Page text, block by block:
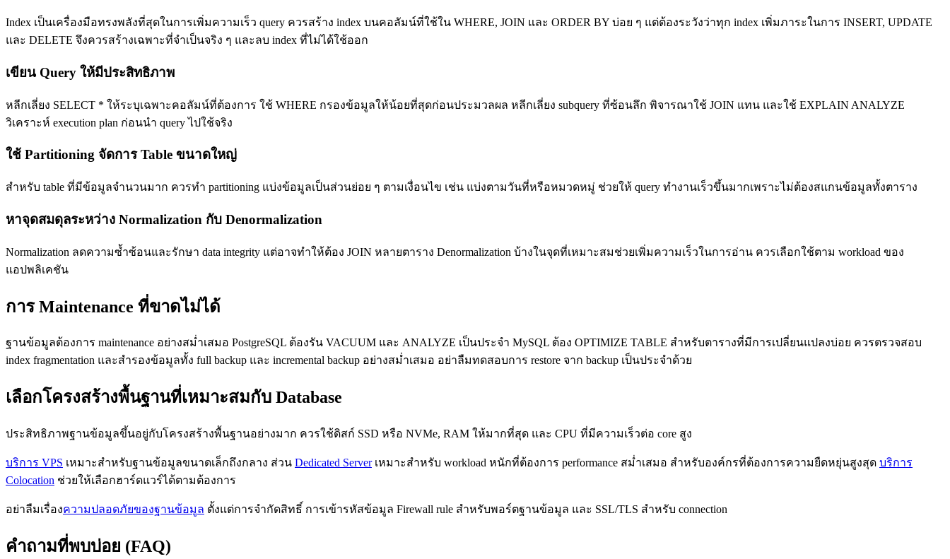
Index เป็นเครื่องมือทรงพลังที่สุดในการเพิ่มความเร็ว query ควรสร้าง index บนคอลัมน์ที่ใช้ใน WHERE, JOIN และ ORDER BY บ่อย ๆ แต่ต้องระวังว่าทุก index เพิ่มภาระในการ INSERT, UPDATE
และ DELETE จึงควรสร้างเฉพาะที่จำเป็นจริง ๆ และลบ index ที่ไม่ได้ใช้ออก
เขียน Query ให้มีประสิทธิภาพ
หลีกเลี่ยง SELECT * ให้ระบุเฉพาะคอลัมน์ที่ต้องการ ใช้ WHERE กรองข้อมูลให้น้อยที่สุดก่อนประมวลผล หลีกเลี่ยง subquery ที่ซ้อนลึก พิจารณาใช้ JOIN แทน และใช้ EXPLAIN ANALYZE
วิเคราะห์ execution plan ก่อนนำ query ไปใช้จริง
ใช้ Partitioning จัดการ Table ขนาดใหญ่
สำหรับ table ที่มีข้อมูลจำนวนมาก ควรทำ partitioning แบ่งข้อมูลเป็นส่วนย่อย ๆ ตามเงื่อนไข เช่น แบ่งตามวันที่หรือหมวดหมู่ ช่วยให้ query ทำงานเร็วขึ้นมากเพราะไม่ต้องสแกนข้อมูลทั้งตาราง
หาจุดสมดุลระหว่าง Normalization กับ Denormalization
Normalization ลดความซ้ำซ้อนและรักษา data integrity แต่อาจทำให้ต้อง JOIN หลายตาราง Denormalization บ้างในจุดที่เหมาะสมช่วยเพิ่มความเร็วในการอ่าน ควรเลือกใช้ตาม workload ของ
แอปพลิเคชัน
การ Maintenance ที่ขาดไม่ได้
ฐานข้อมูลต้องการ maintenance อย่างสม่ำเสมอ PostgreSQL ต้องรัน VACUUM และ ANALYZE เป็นประจำ MySQL ต้อง OPTIMIZE TABLE สำหรับตารางที่มีการเปลี่ยนแปลงบ่อย ควรตรวจสอบ
index fragmentation และสำรองข้อมูลทั้ง full backup และ incremental backup อย่างสม่ำเสมอ อย่าลืมทดสอบการ restore จาก backup เป็นประจำด้วย
เลือกโครงสร้างพื้นฐานที่เหมาะสมกับ Database
ประสิทธิภาพฐานข้อมูลขึ้นอยู่กับโครงสร้างพื้นฐานอย่างมาก ควรใช้ดิสก์ SSD หรือ NVMe, RAM ให้มากที่สุด และ CPU ที่มีความเร็วต่อ core สูง
บริการ VPS เหมาะสำหรับฐานข้อมูลขนาดเล็กถึงกลาง ส่วน Dedicated Serverเหมาะสำหรับ workload หนักที่ต้องการ performance สม่ำเสมอ สำหรับองค์กรที่ต้องการความยืดหยุ่นสูงสุด บริการ
Colocation ช่วยให้เลือกฮาร์ดแวร์ได้ตามต้องการ
อย่าลืมเรื่องความปลอดภัยของฐานข้อมูล ตั้งแต่การจำกัดสิทธิ์ การเข้ารหัสข้อมูล Firewall rule สำหรับพอร์ตฐานข้อมูล และ SSL/TLS สำหรับ connection
คำถามที่พบบ่อย (FAQ)